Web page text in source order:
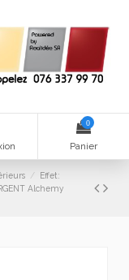
0
Panier
Effet:
Alchemy